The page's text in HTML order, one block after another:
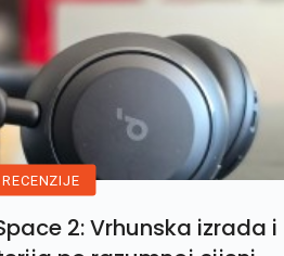
RECENZIJE
2: Vrhunska izrada i